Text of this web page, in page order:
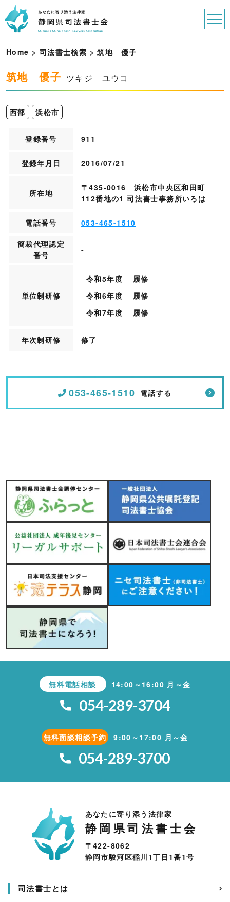
Home > 司法書士検索 >筑地 優子
筑地 優子 ツキジ ユウコ
西部 浜松市
登録番号 911
登録年月日 2016/07/21
所在地
〒435-0016 浜松市中央区和田町
112番地の1 司法書士事務所いろは
電話番号 053-465-1510
簡裁代理認定
番号
-
単位制研修
令和5年度
履修
令和6年度
履修
令和7年度
履修
年次制研修 修了
053-465-1510 電話する
無料電話相談 14:00～16:00 月～金
054-289-3704
無料面談相談予約 9:00～17:00 月～金
054-289-3700
あなたに寄り添う法律家
静岡県司法書士会
〒422-8062
静岡市駿河区稲川1丁目1番1号
司法書士とは